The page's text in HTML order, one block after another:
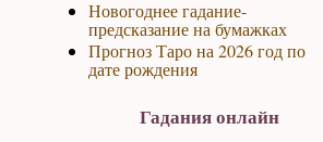
Новогоднее гадание-
предсказание на бумажках
Прогноз Таро на 2026 год по
дате рождения
Гадания онлайн